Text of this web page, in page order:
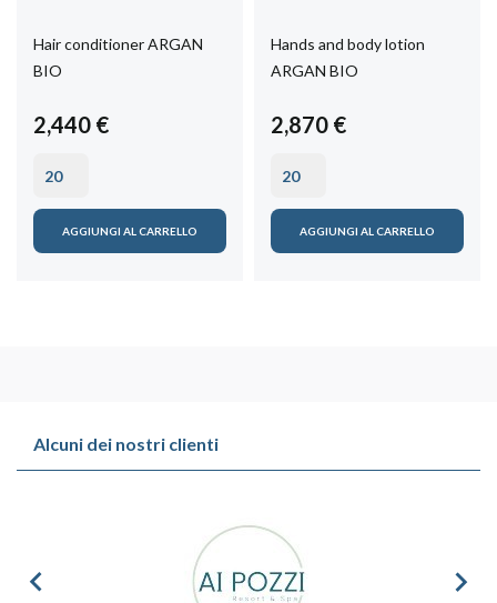
Hair conditioner ARGAN
BIO
2,440 €
AGGIUNGI AL CARRELLO
Hands and body lotion
ARGAN BIO
2,870 €
AGGIUNGI AL CARRELLO
Alcuni dei nostri clienti
 